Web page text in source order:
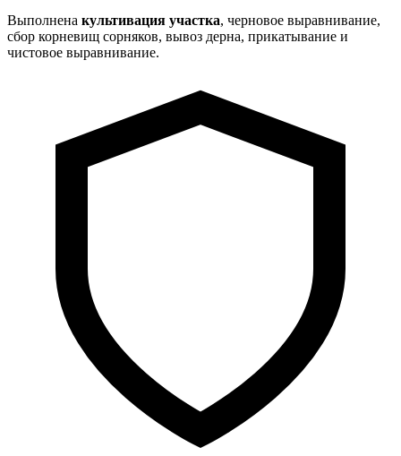
Выполнена культивация участка, черновое выравнивание,
сбор корневищ сорняков, вывоз дерна, прикатывание и
чистовое выравнивание.